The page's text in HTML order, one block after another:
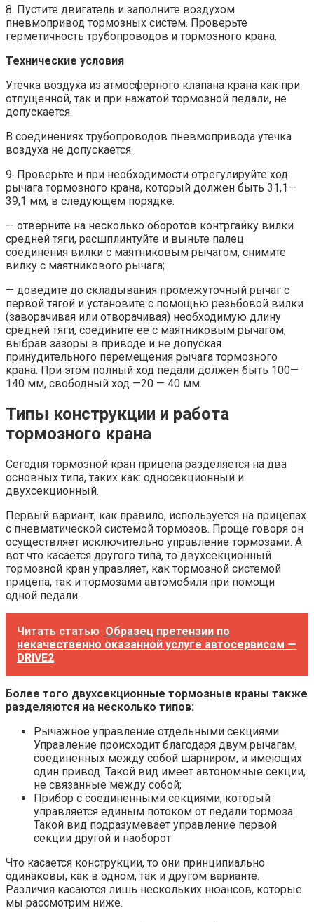
8. Пустите двигатель и заполните воздухом
пневмопривод тормозных систем. Проверьте
герметичность трубопроводов и тормозного крана.
Технические условия
Утечка воздуха из атмосферного клапана крана как при
отпущенной, так и при нажатой тормозной педали, не
допускается.
В соединениях трубопроводов пневмопривода утечка
воздуха не допускается.
9. Проверьте и при необходимости отрегулируйте ход
рычага тормозного крана, который должен быть 31,1—
39,1 мм, в следующем порядке:
— отверните на несколько оборотов контргайку вилки
средней тяги, расшплинтуйте и выньте палец
соединения вилки с маятниковым рычагом, снимите
вилку с маятникового рычага;
— доведите до складывания промежуточный рычаг с
первой тягой и установите с помощью резьбовой вилки
(заворачивая или отворачивая) необходимую длину
средней тяги, соедините ее с маятниковым рычагом,
выбрав зазоры в приводе и не допуская
принудительного перемещения рычага тормозного
крана. При этом полный ход педали должен быть 100—
140 мм, свободный ход —20 — 40 мм.
Типы конструкции и работа
тормозного крана
Сегодня тормозной кран прицепа разделяется на два
основных типа, таких как: односекционный и
двухсекционный.
Первый вариант, как правило, используется на прицепах
с пневматической системой тормозов. Проще говоря он
осуществляет исключительно управление тормозами. А
вот что касается другого типа, то двухсекционный
тормозной кран управляет, как тормозной системой
прицепа, так и тормозами автомобиля при помощи
одной педали.
Читать статью Образец претензии по
некачественно оказанной услуге автосервисом —
DRIVE2
Более того двухсекционные тормозные краны также
разделяются на несколько типов:
Рычажное управление отдельными секциями.
Управление происходит благодаря двум рычагам,
соединенных между собой шарниром, и имеющих
один привод. Такой вид имеет автономные секции,
не связанные между собой;
Прибор с соединенными секциями, который
управляется единым потоком от педали тормоза.
Такой вид подразумевает управление первой
секции другой и наоборот
Что касается конструкции, то они принципиально
одинаковы, как в одном, так и другом варианте.
Различия касаются лишь нескольких нюансов, которые
мы рассмотрим ниже.